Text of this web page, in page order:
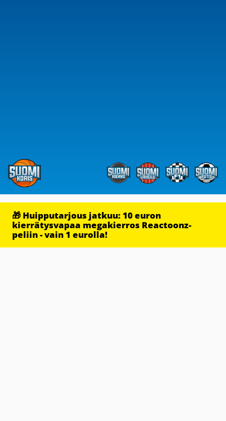
🎁 Huipputarjous jatkuu: 10 euron
kierrätysvapaa megakierros Reactoonz-
peliin - vain 1 eurolla!